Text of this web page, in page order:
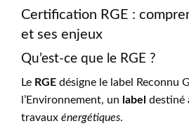
Certification RGE :
et ses enjeux
Qu’est-ce que le RGE ?
Le RGE désigne le label Reconnu
l’Environnement, un label destiné
travaux énergétiques.